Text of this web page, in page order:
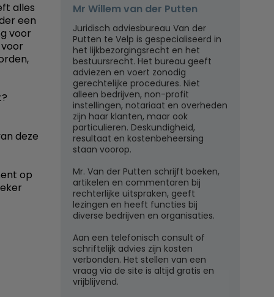
alles
een
voor
deze
op
Mr Willem van der Putten
Juridisch adviesbureau Van der
Putten te Velp is gespecialiseerd in
het lijkbezorgingsrecht en het
bestuursrecht. Het bureau geeft
adviezen en voert zonodig
gerechtelijke procedures. Niet
alleen bedrijven, non-profit
instellingen, notariaat en overheden
zijn haar klanten, maar ook
particulieren. Deskundigheid,
resultaat en kostenbeheersing
staan voorop.
Mr. Van der Putten schrijft boeken,
artikelen en commentaren bij
rechterlijke uitspraken, geeft
lezingen en heeft functies bij
diverse bedrijven en organisaties.
Aan een telefonisch consult of
schriftelijk advies zijn kosten
verbonden. Het stellen van een
vraag via de site is altijd gratis en
vrijblijvend.